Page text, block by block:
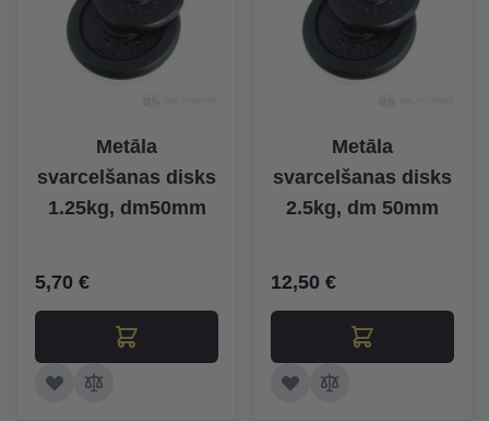
Metāla
svarcelšanas disks
1.25kg, dm50mm
5,70 €
Metāla
svarcelšanas disks
2.5kg, dm 50mm
12,50 €